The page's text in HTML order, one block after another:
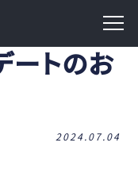
ートのお
2024.07.04